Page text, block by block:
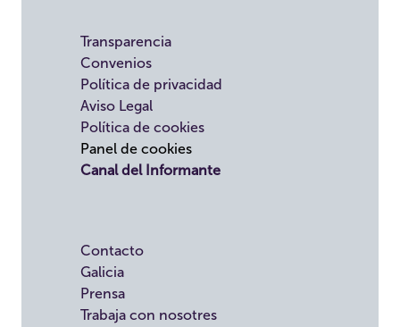
Transparencia
Convenios
Política de privacidad
Aviso Legal
Política de cookies
Panel de cookies
Canal del Informante
Contacto
Galicia
Prensa
Trabaja con nosotres